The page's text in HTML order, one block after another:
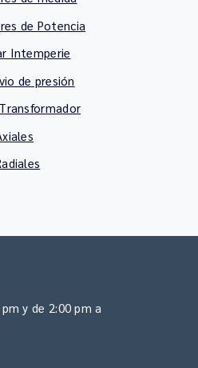
de Potencia
Intemperie
de presión
y de 2:00 pm a